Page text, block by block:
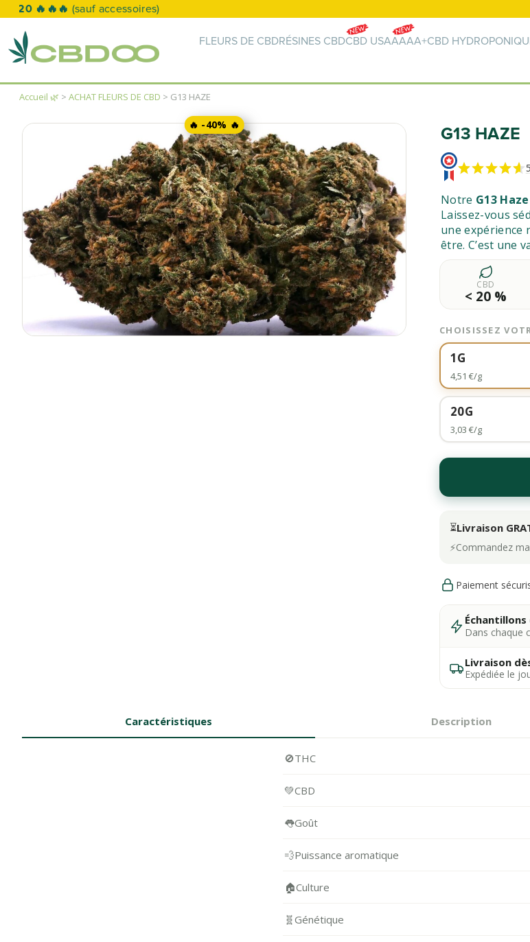
FLEURS DE CBDRÉSINES CBDCBD USAAAAA+CBD
Accueil 🌿 > ACHAT FLEURS DE CBD > G13 HAZE
🔥 -40% 🔥 G13 HAZE
Notre G13 Haze
Laissez-vous
une expérience
être. C’est une
CBD
< 20 %
CHOISISSEZ
1G
4,51 €/g
20G
3,03 €/g
⏳Livraison
⚡Commandez
Paiement
Dans chaque
Livraison
Expédiée le
Caractéristiques Description
🚫THC
💚CBD
👅Goût
💨Puissance aromatique
🏠Culture
🧬Génétique